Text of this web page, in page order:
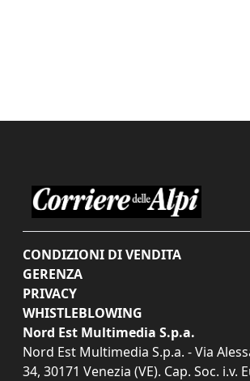
CONDIZIONI DI VENDITA
GERENZA
PRIVACY
WHISTLEBLOWING
Nord Est Multimedia S.p.a.
Nord Est Multimedia S.p.a. - Via
34, 30171 Venezia (VE). Cap. Soc. i.v.